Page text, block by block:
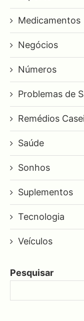
Medicamentos
Negócios
Números
Problemas de
Remédios
Saúde
Sonhos
Suplementos
Tecnologia
Veículos
Pesquisar